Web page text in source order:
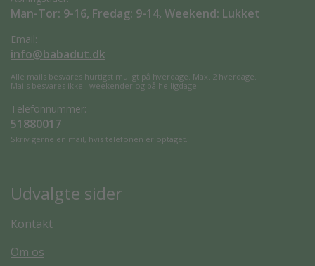
Man-Tor: 9-16, Fredag: 9-14, Weekend: Lukket
Email:
info@babadut.dk
Alle mails besvares hurtigst muligt på hverdage. Max. 2 hverdage.
Mails besvares ikke i weekender og på helligdage.
Telefonnummer:
51880017
Skriv gerne en mail, hvis telefonen er optaget.
Udvalgte sider
Kontakt
Om os